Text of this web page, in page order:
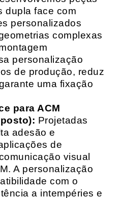
dupla face com
personalizados
complexas
personalização
de produção, reduz
uma fixação
para ACM
Projetadas
adesão e
de
visual
A personalização
com o
a intempéries e